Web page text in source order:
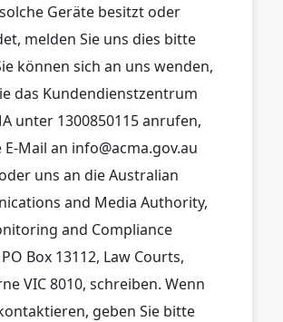
Geräte besitzt oder
melden Sie uns dies bitte
können sich an uns wenden,
das Kundendienstzentrum
unter 1300850115 anrufen,
E-Mail an info@acma.gov.au
uns an die Australian
and Media Authority,
and Compliance
Box 13112, Law Courts,
VIC 8010, schreiben. Wenn
geben Sie bitte